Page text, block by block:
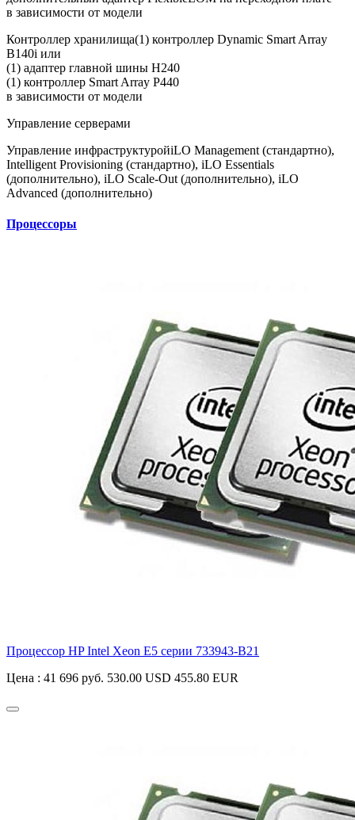
в зависимости от модели
Контроллер хранилища(1) контроллер Dynamic Smart Array
B140i или
(1) адаптер главной шины H240
(1) контроллер Smart Array P440
в зависимости от модели
Управление серверами
Управление инфраструктуройiLO Management (стандартно),
Intelligent Provisioning (стандартно), iLO Essentials
(дополнительно), iLO Scale-Out (дополнительно), iLO
Advanced (дополнительно)
Процессоры
Процессор HP Intel Xeon E5 серии 733943-B21
Цена : 41 696 руб. 530.00 USD 455.80 EUR